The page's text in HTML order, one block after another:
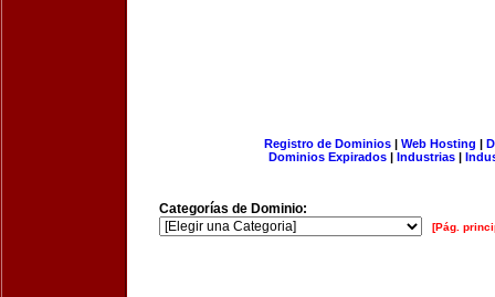
Registro de Dominios| Web Hosting |
Dominios Expirados | Industrias |
Categorías de Dominio:
[Pág.